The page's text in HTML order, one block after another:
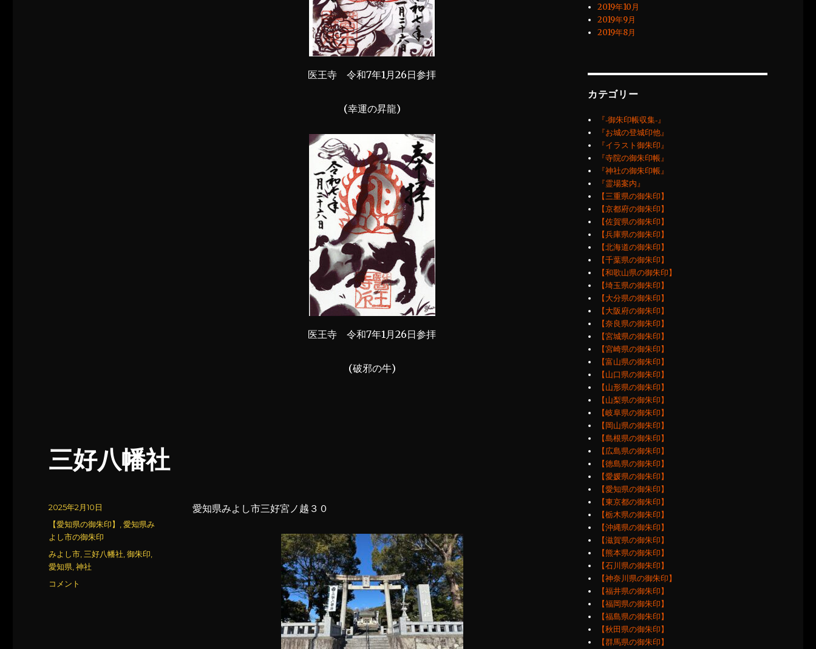
医王寺 令和7年1月26日参拝
(幸運の昇龍)
医王寺 令和7年1月26日参拝
(破邪の牛)
三好八幡社
愛知県みよし市三好宮ノ越３０
投
稿
日:
2025年2月10日
カ
テ
リ
【愛知県の御朱印】 ,愛知県み
よし市の御朱印
タ
グ
みよし市 三好八幡社 ,御朱印
愛知県 ,神社
三
コメント
2019年10月
2019年9月
2019年8月
カテゴリー
『‐御朱印帳収集‐』
『お城の登城印他』
『イラスト御朱印』
『寺院の御朱印帳』
『神社の御朱印帳』
『霊場案内』
【三重県の御朱印】
【京都府の御朱印】
【佐賀県の御朱印】
【兵庫県の御朱印】
【北海道の御朱印】
【千葉県の御朱印】
【和歌山県の御朱印】
【埼玉県の御朱印】
【大分県の御朱印】
【大阪府の御朱印】
【奈良県の御朱印】
【宮城県の御朱印】
【宮崎県の御朱印】
【富山県の御朱印】
【山口県の御朱印】
【山形県の御朱印】
【山梨県の御朱印】
【岐阜県の御朱印】
【岡山県の御朱印】
【島根県の御朱印】
【広島県の御朱印】
【徳島県の御朱印】
【愛媛県の御朱印】
【愛知県の御朱印】
【東京都の御朱印】
【栃木県の御朱印】
【沖縄県の御朱印】
【滋賀県の御朱印】
【熊本県の御朱印】
【石川県の御朱印】
【神奈川県の御朱印】
【福井県の御朱印】
【福岡県の御朱印】
【福島県の御朱印】
【秋田県の御朱印】
【群馬県の御朱印】